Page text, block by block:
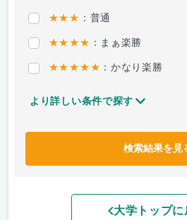
★★★ ：普通
★★★★ ：まぁ楽勝
★★★★★ ：かなり楽勝
より詳しい条件で探す
検索結果を見
大学トップに